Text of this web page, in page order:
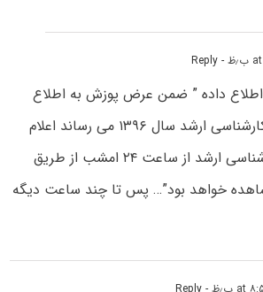
- Reply
داده ” ضمن عرض پوزش به اطلاع
داوطلبان عزیز آزمون کارشناسی ارشد سال ۱۳۹۶ می رساند اعلام
نتایج نهایی آزمون کارشناسی ارشد از ساعت ۲۴ امشب از طریق
خواهد بود”… پس تا چند ساعت دیگه